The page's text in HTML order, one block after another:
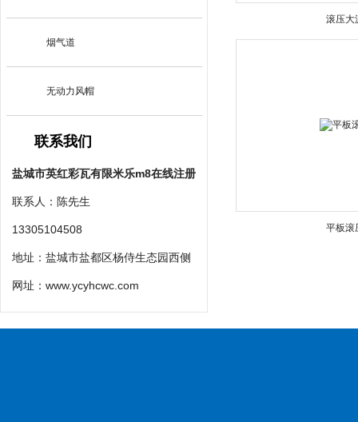
烟气道
无动力风帽
联系我们
盐城市英红彩瓦有限米乐m8在线注册
联系人：陈先生
13305104508
地址：盐城市盐都区杨侍生态园西侧
网址： www.ycyhcwc.com
滚压大
平板滚